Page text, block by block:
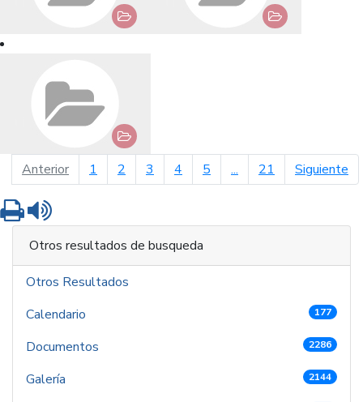
Anteriorpágina anterior
1 2 3 4 5 ... 21 Siguiente
Imprimir
Otros resultados de busqueda
Otros Resultados
Calendario
177
Documentos 2286
Galería 2144